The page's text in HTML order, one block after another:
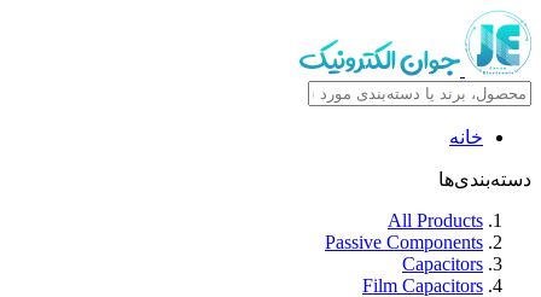
خانه
دسته‌بندی‌ها
All Products
Passive Components
Capacitors
Film Capacitors